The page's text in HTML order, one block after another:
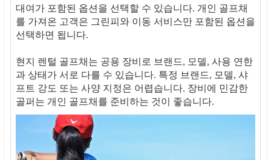
대여가 포함된 옵션을 선택할 수 있습니다. 개인 골프채
를 가져온 고객은 그린피와 이동 서비스만 포함된 옵션을
선택하면 됩니다.
현지 렌털 골프채는 공용 장비로 브랜드, 모델, 사용 연한
과 상태가 서로 다를 수 있습니다. 특정 브랜드, 모델, 샤
프트 강도 또는 사양 지정은 어렵습니다. 장비에 민감한
골퍼는 개인 골프채를 준비하는 것이 좋습니다.